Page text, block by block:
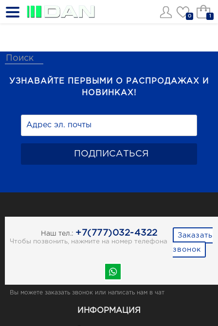
0 1
УЗНАВАЙТЕ ПЕРВЫМИ О РАСПРОДАЖАХ И
НОВИНКАХ!
Наш тел.: +7(777)032-4322
Чтобы позвонить, нажмите на номер телефона
Заказать
звонок
Вы можете заказать звонок или написать нам в чат
ИНФОРМАЦИЯ